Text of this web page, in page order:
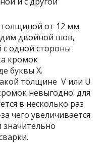
от 12 мм
двойной шов,
с одной стороны
кромок
буквы Х.
толщине V или U
невыгодно: для
в несколько раз
чего увеличивается
значительно